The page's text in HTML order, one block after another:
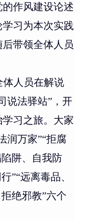
作风建设论述
习为本次实践
带领全体人员
体人员在解说
说法驿站” ，开
习之旅。大家
润万家”“拒腐
阱、自我防
”“远离毒品、
绝邪教”六个